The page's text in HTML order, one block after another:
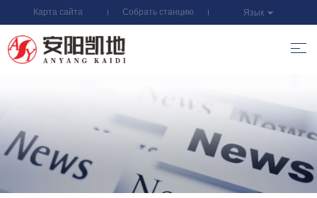
Карта сайта Собрать станцию Язык